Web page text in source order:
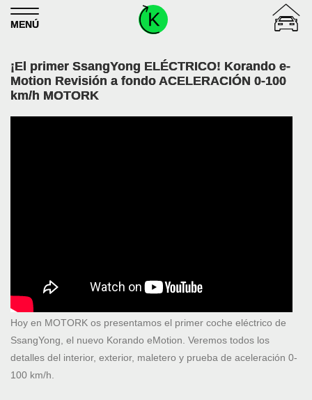
Skip to content
MENÚ
¡El primer SsangYong ELÉCTRICO! Korando e-
Motion Revisión a fondo ACELERACIÓN 0-100
km/h MOTORK
Hoy en MOTORK os presentamos el primer coche eléctrico de
SsangYong, el nuevo Korando eMotion. Veremos todos los
detalles del interior, exterior, maletero y prueba de aceleración 0-
100 km/h.